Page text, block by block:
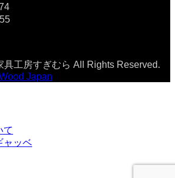
工房すぎむら All Rights Reserved.
Japan
て
ャッベ